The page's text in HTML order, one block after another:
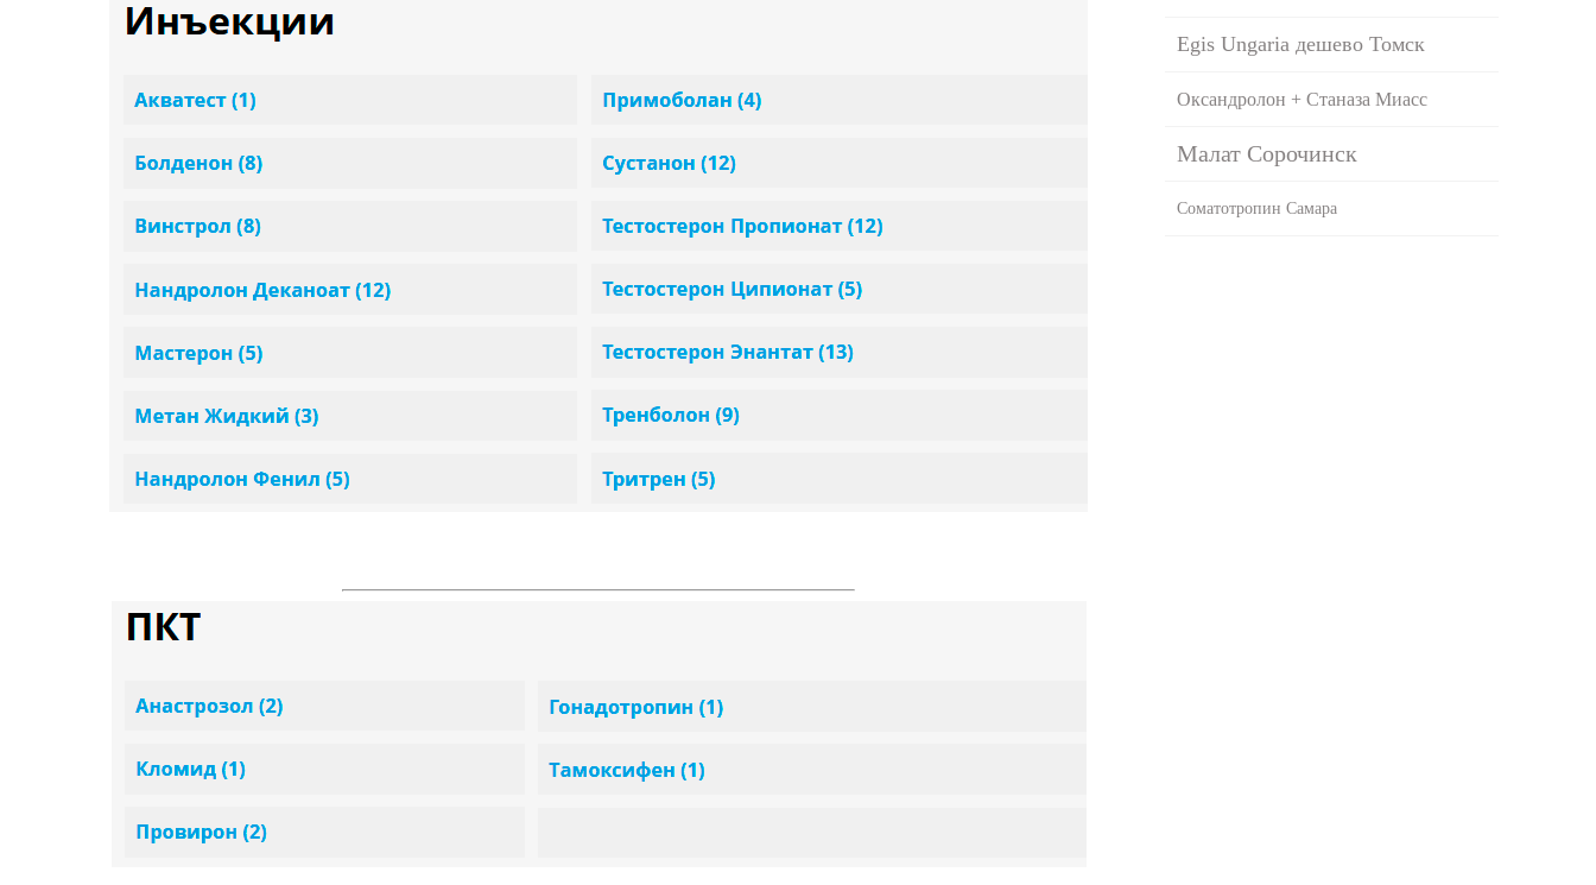
Egis Ungaria дешево Томск
Оксандролон + Станаза Миасс
Малат Сорочинск
Соматотропин Самара